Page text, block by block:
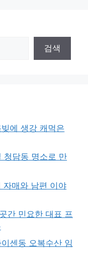
검색
에 생강 캐먹은
청담동 명소로 만
자매와 남편 이야
간 민요한 대표 프
센동 오복수산 임